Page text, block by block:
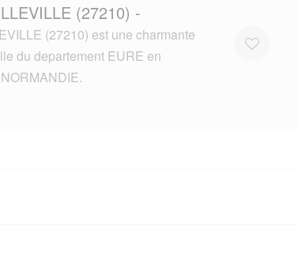
(27210) -
(27210) est une charmante
du departement EURE en